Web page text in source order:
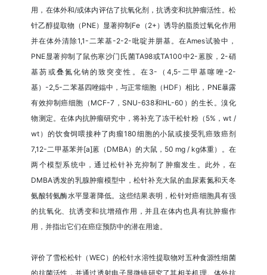
用，在体外和/或体内评估了抗氧化剂，抗诱变和抗肿瘤活性。松
针乙醇提取物（PNE）显著抑制Fe（2+）诱导的脂质过氧化作用
并在体外清除1,1-二苯基-2-2-吡啶并肼基。在Ames试验中，
PNE显著抑制了鼠伤寒沙门氏菌TA98或TA100中2-蒽胺，2-硝
基芴或叠氮化钠的致突变性。在3-（4,5-二甲基噻唑-2-
基）-2,5-二苯基四唑鎓中，与正常细胞（HDF）相比，PNE暴露
有效抑制癌细胞（MCF-7，SNU-638和HL-60）的生长。溴化
物测定。在体内抗肿瘤研究中，将补充了冻干松针粉（5%，wt /
wt）的饮食饲喂接种了肉瘤180细胞的小鼠或接受乳癌致癌剂
7,12-二甲基苯并[a]蒽（DMBA）的大鼠，50 mg / kg体重）。在
两个模型系统中，通过松针补充抑制了肿瘤发生。此外，在
DMBA诱发的乳腺肿瘤模型中，松针补充大鼠的血尿素氮和天冬
氨酸转氨酶水平显著降低。这些结果表明，松针对癌细胞具有强
的抗氧化、抗诱变和抗增殖作用，并且在体内也具有抗肿瘤作
用，并指出它们在癌症预防中的潜在用途。
评价了雪松松针（WEC）的松针水溶性提取物对五种食源性细菌
的抗菌活性，并通过透射电子显微镜研究了其相关机理。体外抗